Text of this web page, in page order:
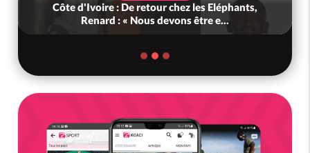
Côte d'Ivoire : De retour chez les Eléphants,
Renard : « Nous devons être e...